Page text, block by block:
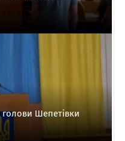
Шепетівки